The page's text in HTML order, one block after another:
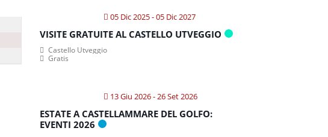
05 Dic 2025- 05 Dic 2027
VISITE GRATUITE AL CASTELLO UTVEGGIO
Castello Utveggio
Gratis
13 Giu 2026- 26 Set 2026
ESTATE A CASTELLAMMARE DEL GOLFO:
EVENTI 2026